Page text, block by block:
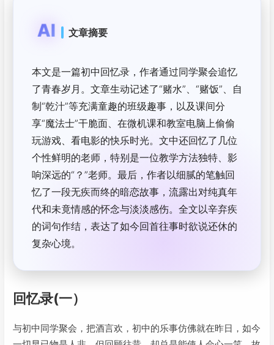
AI 文章摘要
本文是一篇初中回忆录，作者通过同学聚会追忆
了青春岁月。文章生动记述了“赌水”、“赌饭”、自
制“乾汁”等充满童趣的班级趣事，以及课间分
享“魔法士”干脆面、在微机课和教室电脑上偷偷
玩游戏、看电影的快乐时光。文中还回忆了几位
个性鲜明的老师，特别是一位教学方法独特、影
响深远的“？”老师。最后，作者以细腻的笔触回
忆了一段无疾而终的暗恋故事，流露出对纯真年
代和未竟情感的怀念与淡淡感伤。全文以辛弃疾
的词句作结，表达了如今回首往事时欲说还休的
复杂心境。
回忆录(一）
与初中同学聚会，把酒言欢，初中的乐事仿佛就在昨日，如今